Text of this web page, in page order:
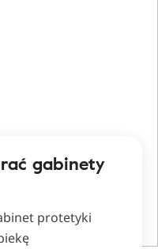
gabinety
protetyki